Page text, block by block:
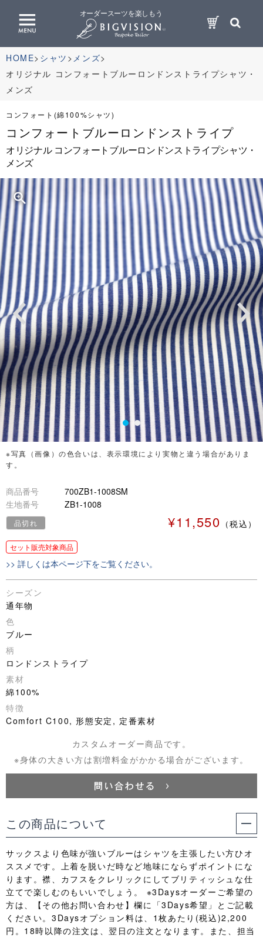
オーダースーツを楽しもう
HOME シャツ
メンズ
オリジナル コンフォートブルーロンドンストライプシャツ・
メンズ
コンフォート(綿100%シャツ)
コンフォートブルーロンドンストライプ
オリジナル コンフォートブルーロンドンストライプシャツ・
メンズ
zoom_in
※写真（画像）の色合いは、表示環境により実物と違う場合がありま
す。
商品番号
700ZB1-1008SM
生地番号
ZB1-1008
¥11,550 （税込）
品切れ
セット販売対象商品
>> 詳しくは本ページ下をご覧ください。
シーズン
通年物
色
ブルー
柄
ロンドンストライプ
素材
綿100%
特徴
Comfort C100, 形態安定, 定番素材
カスタムオーダー商品です。
※身体の大きい方は割増料金がかかる場合がございます。
この商品について
サックスより色味が強いブルーはシャツを主張したい方ひオ
ススメです。上着を脱いだ時など地味にならずポイントにな
ります。襟、カフスをクレリックにしてブリティッシュな仕
立てで楽しむのもいいでしょう。 ※3Daysオーダーご希望の
方は、【その他お問い合わせ】欄に「3Days希望」とご記載
ください。3Daysオプション料は、1枚あたり(税込)2,200
円。18時以降の注文は、翌日の注文となります。また、担当